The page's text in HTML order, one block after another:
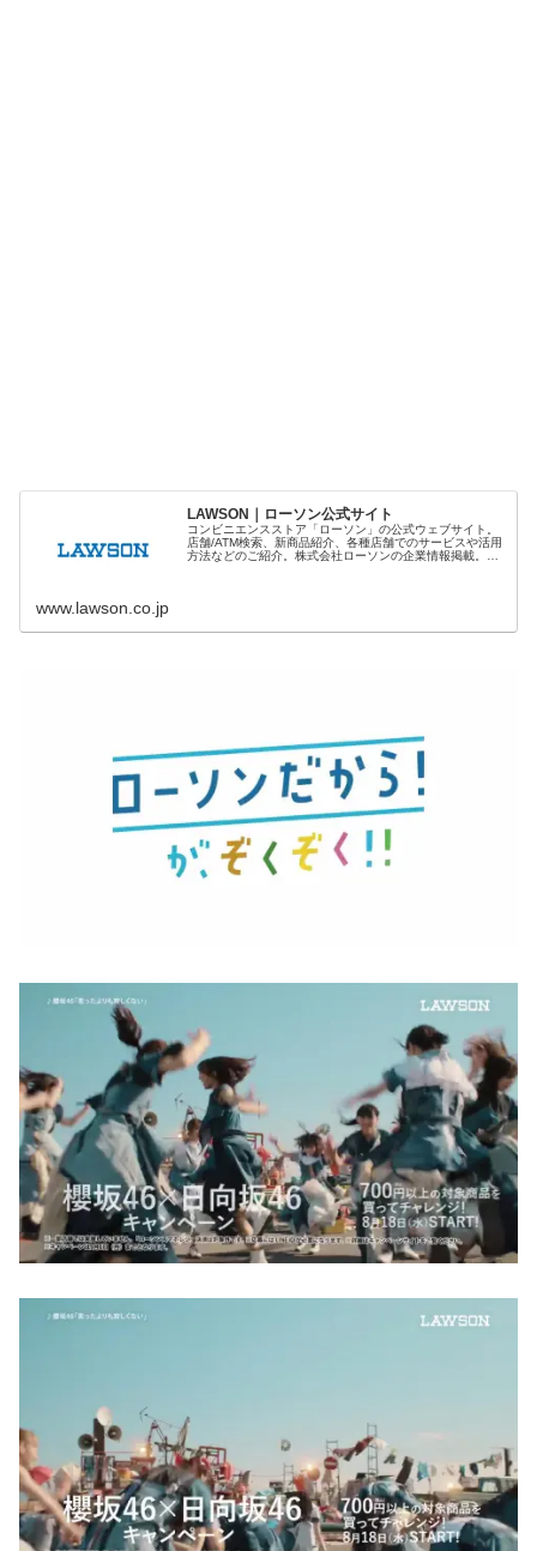
LAWSON｜ローソン公式サイト
コンビニエンスストア「ローソン」の公式ウェブサイト。
店舗/ATM検索、新商品紹介、各種店舗でのサービスや活用
方法などのご紹介。株式会社ローソンの企業情報掲載。ロ
www.lawson.co.jp